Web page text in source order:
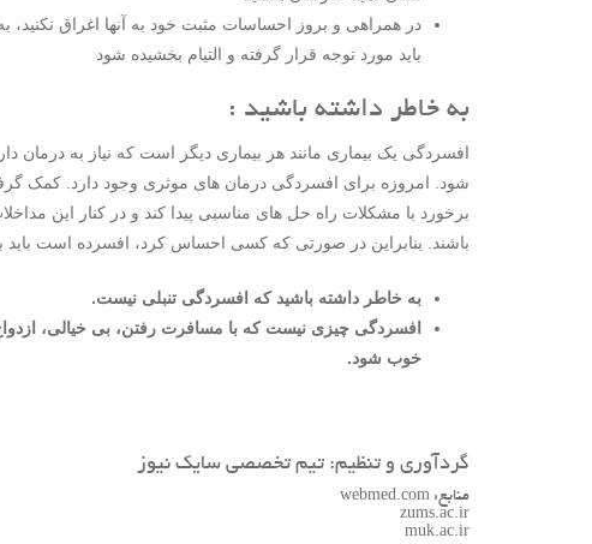
در همراهی و بروز احساسات مثبت خود به آنها اغراق
باید مورد توجه قرار گرفته و التیام بخشیده شود
به خاطر داشته باشید :
افسردگی یک بیماری مانند هر بیماری دیگر است که نیاز به
شود. امروزه برای افسردگی درمان های موثری وجود دارد. کمک
برخورد با مشکلات راه حل های مناسبی پیدا کند و در کنار این
باشند. بنابراین در صورتی که کسی احساس کرد، افسرده است
به خاطر داشته باشید که افسردگی تنبلی نیست.
افسردگی چیزی نیست که با مسافرت رفتن، بی خیالی،
خوب شود.
گردآوری و تنظیم: تیم تخصصی سایک نیوز
منابع: webmed.com
zums.ac.ir
muk.ac.ir